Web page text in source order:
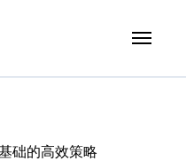
础的高效策略